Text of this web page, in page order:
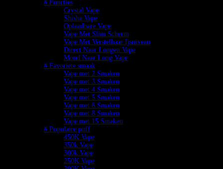
# Functies
Crystal Vape
Shisha Vape
Oplaadbare Vape
Vape Met Slim Scherm
Vape Met Verstelbaar Ijsniveau
Direct Naar Longen Vape
Mond Naar Long Vape
# Favoriete smaak
Vape met 2 Smaken
Vape met 3 Smaken
Vape met 4 Smaken
Vape met 5 Smaken
Vape met 6 Smaken
Vape met 8 Smaken
Vape met 15 Smaken
# Populaire puff
450K Vape
350k Vape
300k Vape
250K Vape